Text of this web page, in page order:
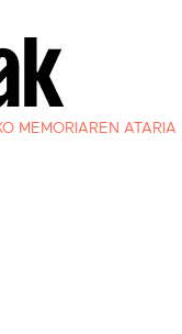
MEMORIAREN ATARIA